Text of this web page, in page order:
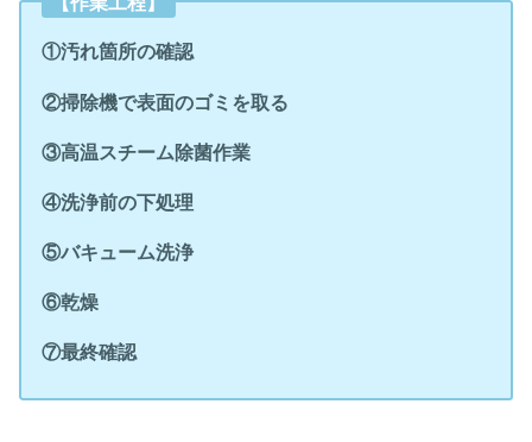
①汚れ箇所の確認
②掃除機で表面のゴミを取る
③高温スチーム除菌作業
④洗浄前の下処理
⑤バキューム洗浄
⑥乾燥
⑦最終確認